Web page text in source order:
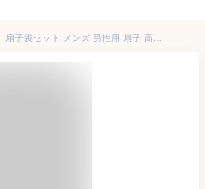
舞扇堂 紳士用扇子 「モダン矢絣」 扇子袋セット メンズ 男性用 扇子 高級 布 布扇子 ビジネスマン スーツ プレゼント